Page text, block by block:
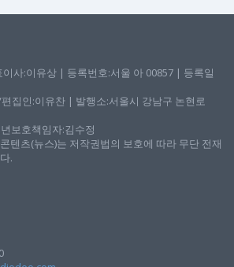
사:이유상 | 등록번호:서울 아 00857 | 등록일
집인:이유찬 | 발행소:서울시 강남구 논현로
보호책임자:김수정
텐츠(뉴스)는 저작권법의 보호에 따라 무단 전재
.